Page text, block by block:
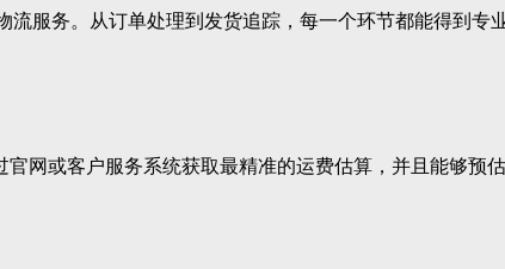
流服务。从订单处理到发货追踪，每一个环节都能得到
或客户服务系统获取最精准的运费估算，并且能够预